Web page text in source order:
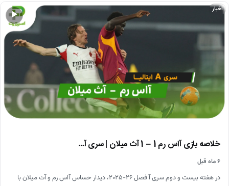
▶
اخبار
خلاصه بازی آاس رم 1 – 1 آث میلان | سری آ…
۶ ماه قبل
در هفته بیست و دوم سری آ فصل ۲۶-۲۰۲۵، دیدار حساس آاس رم و آث میلان با